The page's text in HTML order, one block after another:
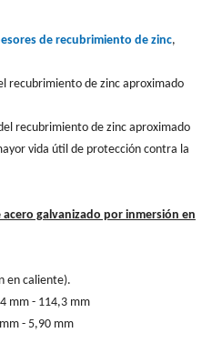
de recubrimiento de zinc,
recubrimiento de zinc aproximado
recubrimiento de zinc aproximado
vida útil de protección contra la
galvanizado por inmersión en
en caliente).
mm - 114,3 mm
- 5,90 mm